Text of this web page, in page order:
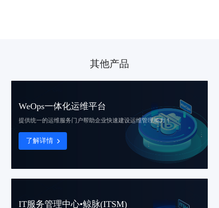
其他产品
WeOps一体化运维平台
提供统一的运维服务门户帮助企业快速建设运维管理能力！
了解详情
IT服务管理中心•鲸脉(ITSM)